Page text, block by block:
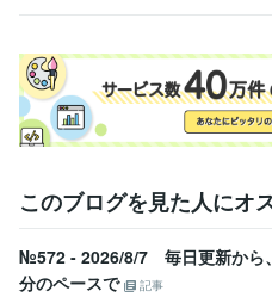
落ち着いた対話を大切にしているため
状況によってはすぐにお応えできな
その点、あらかじめご了承ください
安心して立ち寄れる場所でありたい
もし今がそのタイミングでしたら、
このブログを見た人にオ
№572 - 2026/8/7 毎日更新から
分のペースで
記事